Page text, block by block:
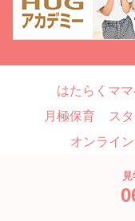
はたらくマ
月極保育
ス
オンライ